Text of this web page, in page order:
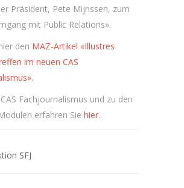
Präsident, Pete Mijnssen, zum
mit Public Relations».
den MAZ-Artikel «Illustres
im neuen CAS
.
Fachjournalismus und zu den
erfahren Sie hier.
SFJ